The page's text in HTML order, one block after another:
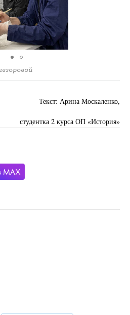
Текст: Арина Москаленко,
студентка 2 курса ОП «История»